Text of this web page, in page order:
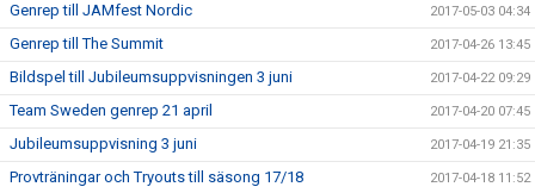
Genrep till JAMfest Nordic 2017-05-03 04:34
Genrep till The Summit 2017-04-26 13:45
Bildspel till Jubileumsuppvisningen 3 juni 2017-04-22 09:29
Team Sweden genrep 21 april 2017-04-20 07:45
Jubileumsuppvisning 3 juni 2017-04-19 21:35
Provträningar och Tryouts till säsong 17/18 2017-04-18 11:52